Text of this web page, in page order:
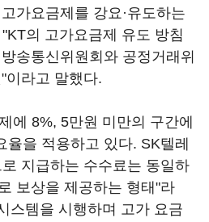
가요금제를 강요·유도하는
의 고가요금제 유도 방침
송통신위원회와 공정거래위
이라고 말했다.
에 8%, 5만원 미만의 구간에
을 적용하고 있다. SK텔레
지급하는 수수료는 동일하
보상을 제공하는 형태"라
스템을 시행하며 고가 요금